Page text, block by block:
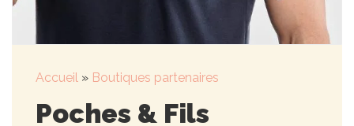
Accueil » Boutiques partenaires
Poches & Fils